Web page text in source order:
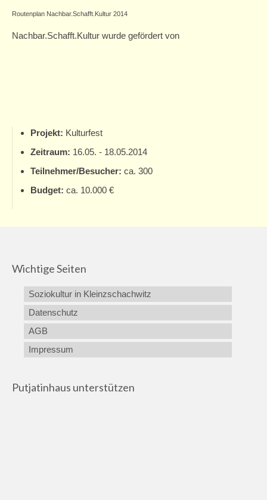
Routenplan Nachbar.Schafft.Kultur 2014
Nachbar.Schafft.Kultur wurde gefördert von
Projekt: Kulturfest
Zeitraum: 16.05. - 18.05.2014
Teilnehmer/Besucher: ca. 300
Budget: ca. 10.000 €
Wichtige Seiten
Soziokultur in Kleinzschachwitz
Datenschutz
AGB
Impressum
Putjatinhaus unterstützen